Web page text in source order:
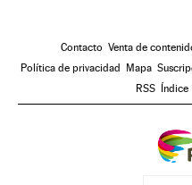
Contacto Venta de
Política de privacidad
Mapa
RSS
Índice